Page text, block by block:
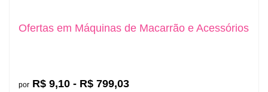
Ofertas em Máquinas de Macarrão e Acessórios
por R$ 9,10 - R$ 799,03